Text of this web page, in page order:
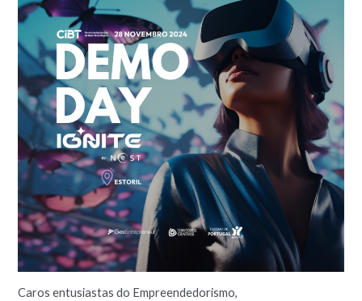
Caros entusiastas do Empreendedorismo,